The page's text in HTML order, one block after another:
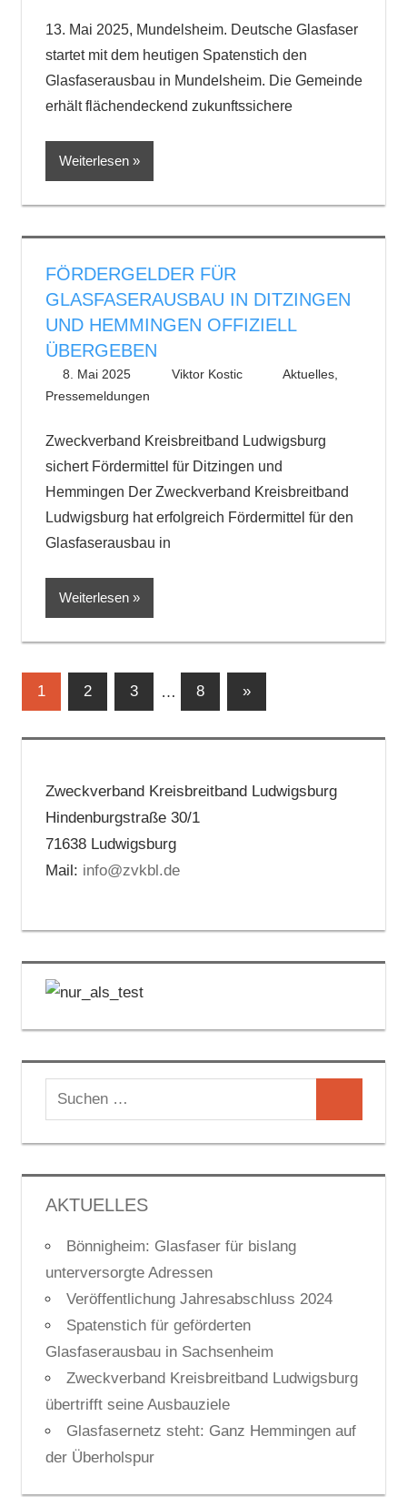
13. Mai 2025, Mundelsheim. Deutsche Glasfaser
startet mit dem heutigen Spatenstich den
Glasfaserausbau in Mundelsheim. Die Gemeinde
erhält flächendeckend zukunftssichere
Weiterlesen
FÖRDERGELDER FÜR
GLASFASERAUSBAU IN DITZINGEN
UND HEMMINGEN OFFIZIELL
ÜBERGEBEN
8. Mai 2025 Viktor Kostic Aktuelles
Pressemeldungen
Zweckverband Kreisbreitband Ludwigsburg
sichert Fördermittel für Ditzingen und
Hemmingen Der Zweckverband Kreisbreitband
Ludwigsburg hat erfolgreich Fördermittel für den
Glasfaserausbau in
Weiterlesen
Seitennummerierung
1 2 3 … 8
Nächste
»
Zweckverband Kreisbreitband Ludwigsburg
Hindenburgstraße 30/1
71638 Ludwigsburg
Mail: info@zvkbl.de
Suchen
nach:
AKTUELLES
Bönnigheim: Glasfaser für bislang
unterversorgte Adressen
Veröffentlichung Jahresabschluss 2024
Spatenstich für geförderten
Glasfaserausbau in Sachsenheim
Zweckverband Kreisbreitband Ludwigsburg
übertrifft seine Ausbauziele
Glasfasernetz steht: Ganz Hemmingen auf
der Überholspur